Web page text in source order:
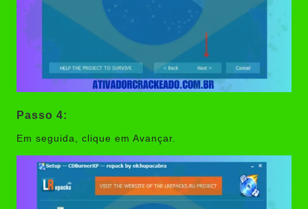
Passo 4:
Em seguida, clique em Avançar.